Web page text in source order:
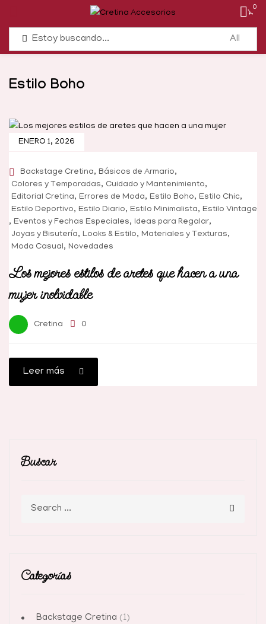
0
Estilo Boho
Buscar
Categorías
Backstage Cretina (1)
ENERO 1, 2026
Backstage Cretina, Básicos de Armario,
Colores y Temporadas, Cuidado y Mantenimiento,
Editorial Cretina, Errores de Moda, Estilo Boho, Estilo Chic,
Estilo Deportivo, Estilo Diario, Estilo Minimalista, Estilo Vintage
, Eventos y Fechas Especiales, Ideas para Regalar,
Joyas y Bisutería, Looks & Estilo, Materiales y Texturas,
Moda Casual, Novedades
Los mejores estilos de aretes que hacen a una
mujer inolvidable
Cretina 0
Leer más